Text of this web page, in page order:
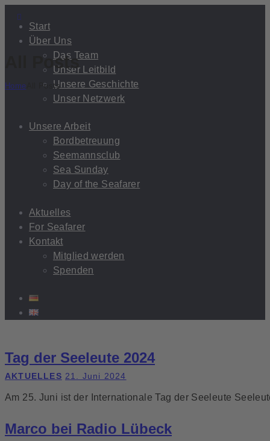
All Posts
Home All Posts
Start
Über Uns
Das Team
Unser Leitbild
Unsere Geschichte
Unser Netzwerk
Unsere Arbeit
Bordbetreuung
Seemannsclub
Sea Sunday
Day of the Seafarer
Aktuelles
For Seafarer
Kontakt
Mitglied werden
Spenden
Tag der Seeleute 2024
AKTUELLES 21. Juni 2024
Am 25. Juni ist der Internationale Tag der Seeleute
Marco bei Radio Lübeck